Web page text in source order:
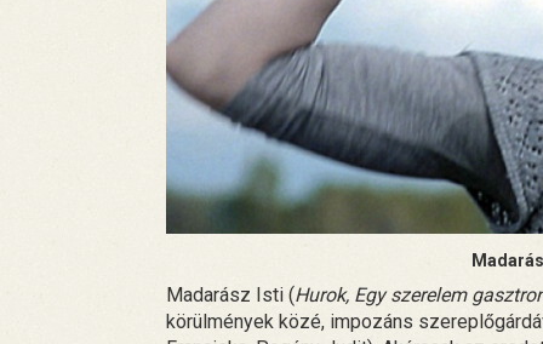
Madarász Isti (Hurok, Egy szerelem
körülmények közé, impozáns